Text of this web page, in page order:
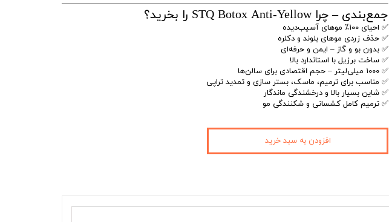
جمع‌بندی – چرا STQ Botox Anti-Yellow را بخرید؟
✅ احیای ۱۰۰٪ موهای آسیب‌دیده
✅ حذف زردی موهای بلوند و دکلره
✅ بدون بو و گاز – ایمن و حرفه‌ای
✅ ساخت برزیل با استاندارد بالا
✅ ۱۰۰۰ میلی‌لیتر – حجم اقتصادی برای سالن‌ها
✅ مناسب برای ترمیم، ماسک، بستر سازی و تمدید تراپی
✅ شاین بسیار بالا و درخشندگی ماندگار
✅ ترمیم کامل کشسانی و شکنندگی مو
افزودن به سبد خرید